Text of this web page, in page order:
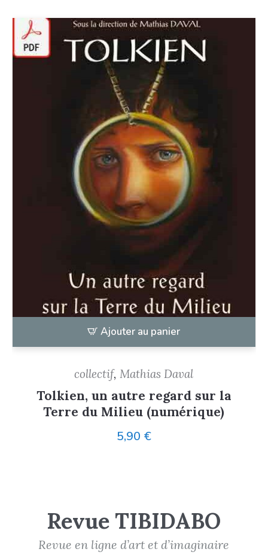
était :
14,00 €.
est :
13,00 €.
Ajouter au panier
collectif,Mathias Daval
Tolkien, un autre regard sur la
Terre du Milieu (numérique)
5,90 €
Revue TIBIDABO
Revue en ligne d’art et d’imaginaire